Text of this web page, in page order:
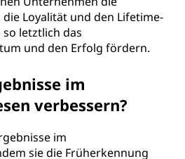
Loyalität und den Lifetime-
letztlich das
und den Erfolg fördern.
im
verbessern?
im
sie die Früherkennung